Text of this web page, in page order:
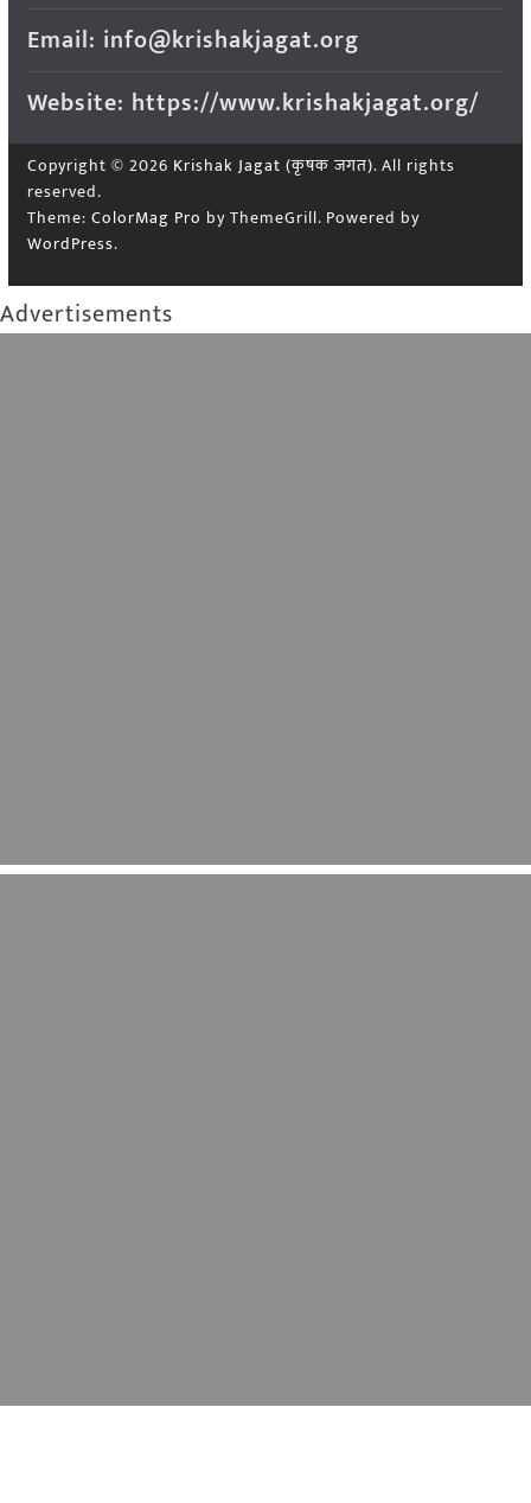
Email: info@krishakjagat.org
Website: https://www.krishakjagat.org/
Copyright © 2026 Krishak Jagat (कृषक जगत). All rights
reserved.
Theme: ColorMag Pro by ThemeGrill. Powered by
WordPress.
Advertisements